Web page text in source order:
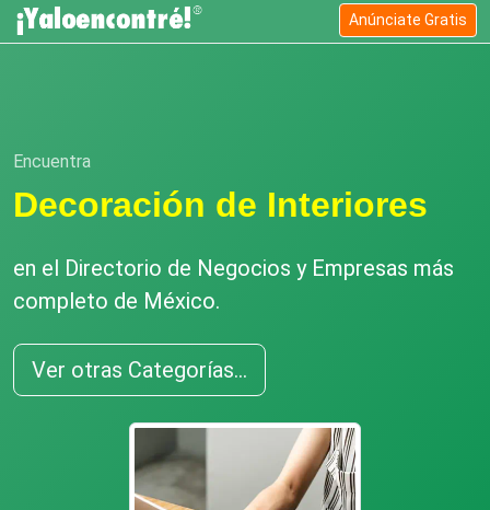
Anúnciate Gratis
Encuentra
Decoración de Interiores
en el Directorio de Negocios y Empresas más
completo de México.
Ver otras Categorías...